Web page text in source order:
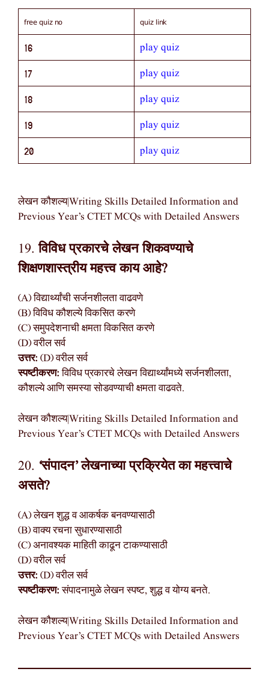
free quiz no quiz link
16 play quiz
17 play quiz
18 play quiz
19 play quiz
20 play quiz
लेखन कौशल्य|Writing Skills Detailed Information and
Previous Year’s CTET MCQs with Detailed Answers
19.विविध प्रकारचे लेखन शिकवण्याचे
शिक्षणशास्त्रीय महत्त्व काय आहे?
(A) विद्यार्थ्यांची सर्जनशीलता वाढवणे
(B) विविध कौशल्ये विकसित करणे
(C) समुपदेशनाची क्षमता विकसित करणे
(D) वरील सर्व
उत्तर: (D) वरील सर्व
स्पष्टीकरण:विविध प्रकारचे लेखन विद्यार्थ्यांमध्ये सर्जनशीलता,
कौशल्ये आणि समस्या सोडवण्याची क्षमता वाढवते.
लेखन कौशल्य|Writing Skills Detailed Information and
Previous Year’s CTET MCQs with Detailed Answers
20. ‘संपादन’ लेखनाच्या प्रक्रियेत का महत्त्वाचे
असते?
(A) लेखन शुद्ध व आकर्षक बनवण्यासाठी
(B) वाक्य रचना सुधारण्यासाठी
(C) अनावश्यक माहिती काढून टाकण्यासाठी
(D) वरील सर्व
उत्तर: (D) वरील सर्व
स्पष्टीकरण:संपादनामुळे लेखन स्पष्ट, शुद्ध व योग्य बनते.
लेखन कौशल्य|Writing Skills Detailed Information and
Previous Year’s CTET MCQs with Detailed Answers